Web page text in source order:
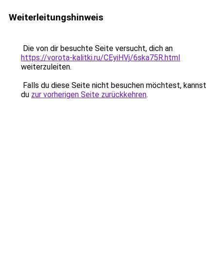
Weiterleitungshinweis
Die von dir besuchte Seite versucht, dich an
https://vorota-kalitki.ru/CEyiHVj/6ska75R.html
weiterzuleiten.
Falls du diese Seite nicht besuchen möchtest, kannst
du zur vorherigen Seite zurückkehren.